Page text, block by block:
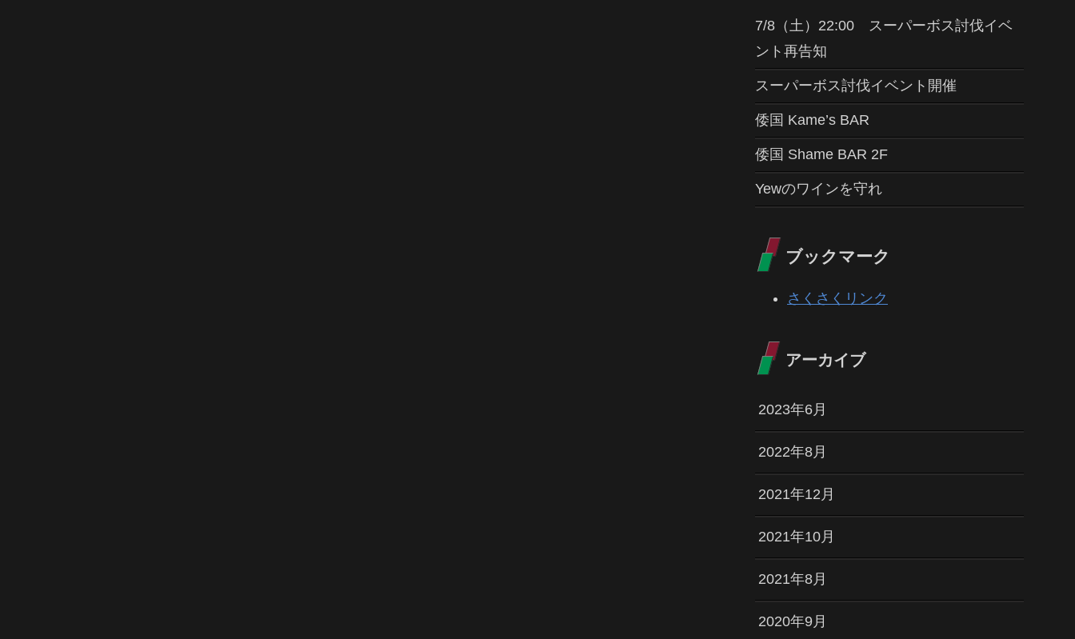
7/8（土）22:00 スーパーボス討伐イベ
ント再告知
スーパーボス討伐イベント開催
倭国 Kame’s BAR
倭国 Shame BAR 2F
Yewのワインを守れ
ブックマーク
さくさくリンク
アーカイブ
2023年6月
2022年8月
2021年12月
2021年10月
2021年8月
2020年9月